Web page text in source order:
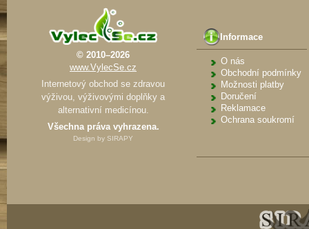
© 2010–2026
www.VylecSe.cz
Internetový obchod se zdravou
výživou, výživovými doplňky a
alternativní medicínou.
Všechna práva vyhrazena.
Design by SIRAPY
Informace
O nás
Obchodní podmínky
Možnosti platby
Doručení
Reklamace
Ochrana soukromí